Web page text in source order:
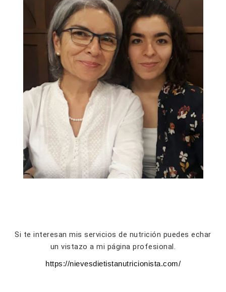
Si te interesan mis servicios de nutrición puedes echar
un vistazo a mi página profesional.
https://nievesdietistanutricionista.com/